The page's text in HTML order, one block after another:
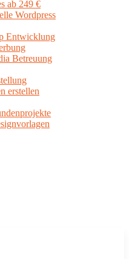
ab 249 €
Wordpress
Entwicklung
Betreuung
erstellen